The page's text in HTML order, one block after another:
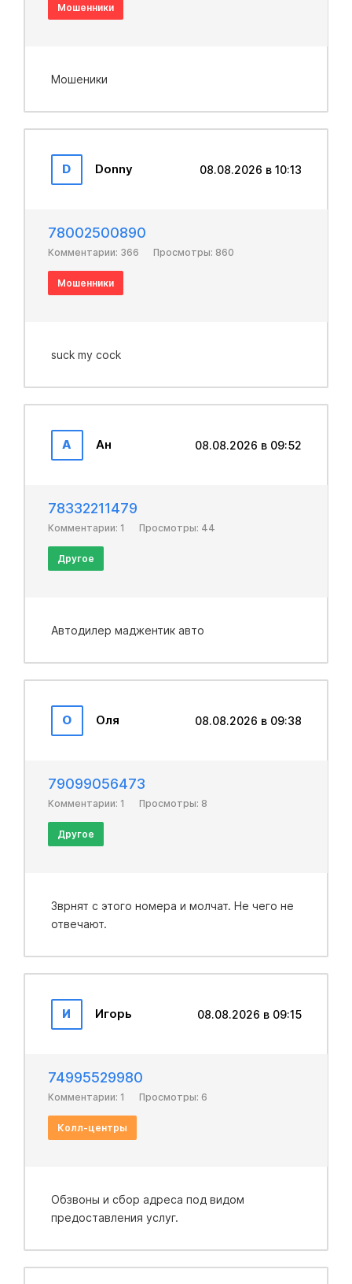
Мошенники
Мошеники
D Donny 08.08.2026 в 10:13
78002500890
Комментарии: 366 Просмотры: 860
Мошенники
suck my cock
А Ан 08.08.2026 в 09:52
78332211479
Комментарии: 1 Просмотры: 44
Другое
Автодилер маджентик авто
О Оля 08.08.2026 в 09:38
79099056473
Комментарии: 1 Просмотры: 8
Другое
Зврнят с этого номера и молчат. Не чего не
отвечают.
И Игорь 08.08.2026 в 09:15
74995529980
Комментарии: 1 Просмотры: 6
Колл-центры
Обзвоны и сбор адреса под видом
предоставления услуг.